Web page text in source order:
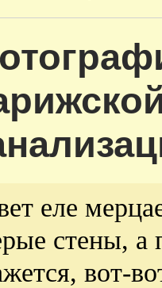
еле
стены, а
вот-